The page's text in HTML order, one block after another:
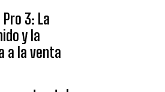
Pro 3: La
y la
a la venta